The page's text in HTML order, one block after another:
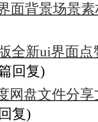
面背景场景
全新ui界面
回复)
网盘文件分
复)